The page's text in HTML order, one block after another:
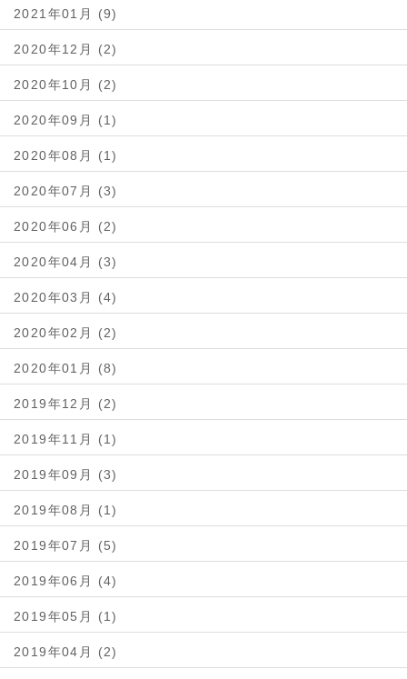
2021年01月 (9)
2020年12月 (2)
2020年10月 (2)
2020年09月 (1)
2020年08月 (1)
2020年07月 (3)
2020年06月 (2)
2020年04月 (3)
2020年03月 (4)
2020年02月 (2)
2020年01月 (8)
2019年12月 (2)
2019年11月 (1)
2019年09月 (3)
2019年08月 (1)
2019年07月 (5)
2019年06月 (4)
2019年05月 (1)
2019年04月 (2)